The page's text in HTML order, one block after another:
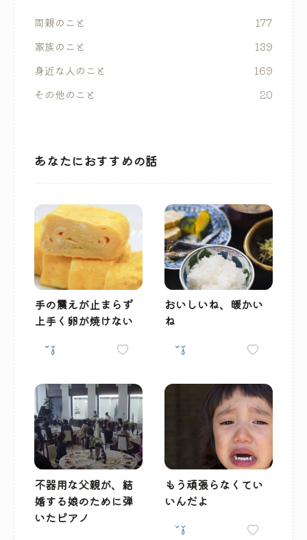
両親のこと
177
家族のこと
139
身近な人のこと
169
その他のこと
20
あなたにおすすめの話
手の震えが止まらず
上手く卵が焼けない
おいしいね、暖かい
ね
不器用な父親が、結
婚する娘のために弾
いたピアノ
もう頑張らなくてい
いんだよ